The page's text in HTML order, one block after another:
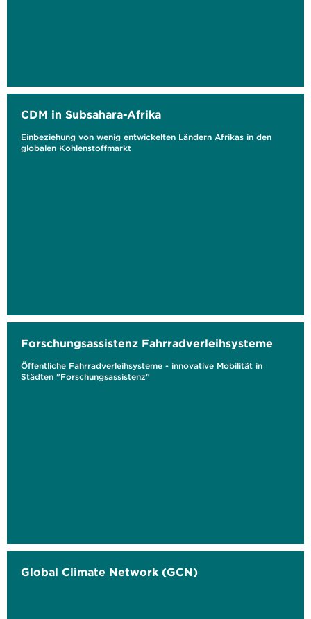
CDM in Subsahara-Afrika
Einbeziehung von wenig entwickelten Ländern Afrikas in den
globalen Kohlenstoffmarkt
Forschungsassistenz Fahrradverleihsysteme
Öffentliche Fahrradverleihsysteme - innovative Mobilität in
Städten "Forschungsassistenz"
Global Climate Network (GCN)